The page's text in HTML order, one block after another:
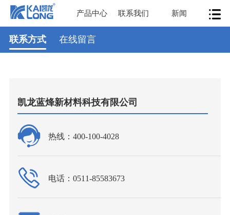
产品中心 联系我们 新闻
联系方式 在线留言
凯龙蓝烽新材料科技有限公司
热线：400-100-4028
电话：0511-85583673